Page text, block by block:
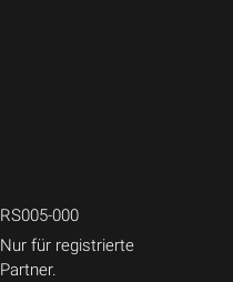
RS005-000
Nur für registrierte
Partner.